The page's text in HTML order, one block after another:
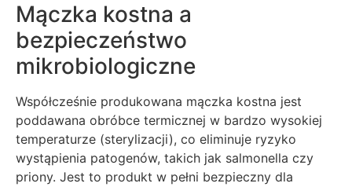
Mączka kostna a
bezpieczeństwo
mikrobiologiczne
Współcześnie produkowana mączka kostna jest
poddawana obróbce termicznej w bardzo wysokiej
temperaturze (sterylizacji), co eliminuje ryzyko
wystąpienia patogenów, takich jak salmonella czy
priony. Jest to produkt w pełni bezpieczny dla